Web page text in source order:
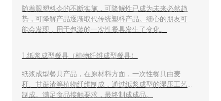
随着限塑料令的不断实施，可降解性已成为未来必然趋
势，可降解产品逐渐取代传统塑料产品。细心的朋友可
能会发现，用于包装的一次性餐具发生了变化。
1.纸浆成型餐具（植物纤维成型餐具）
纸浆成型餐具产品，在原材料方面，一次性餐具由麦
秆、甘蔗渣等植物纤维制成，通过纸浆成型的湿压工艺
制成。满足食品接触要求，最终制成成品。